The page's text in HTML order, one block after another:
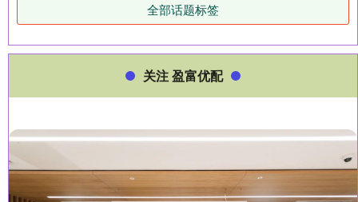
全部话题标签
关注 盈富优配